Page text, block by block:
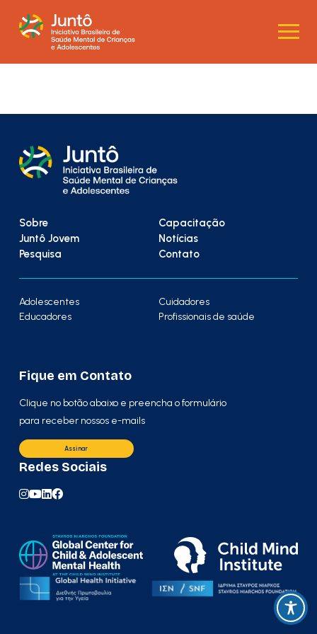
Sobre
Capacitação
Juntô Jovem
Notícias
Pesquisa
Contato
Adolescentes
Cuidadores
Educadores
Profissionais de saúde
Fique em Contato
Clique no botão abaixo e preencha o formulário
para receber nossos e-mails
Assinar
Redes Sociais